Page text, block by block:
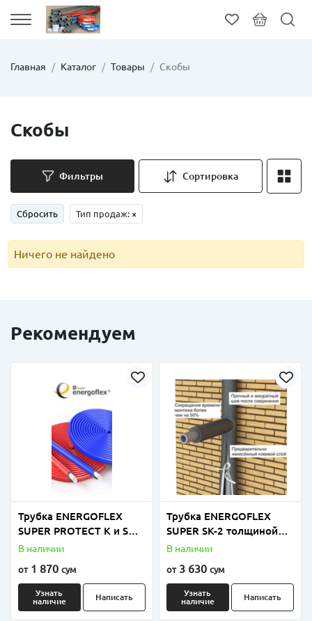
Главная Каталог Товары Скобы
Скобы
Фильтры Сортировка
Сбросить Тип продаж: ×
Ничего не найдено
Рекомендуем
Трубка ENERGOFLEX
SUPER PROTECT K и S
толщиной 4мм, 6мм и
В наличии
от1 870 сум
Узнать
наличие
Написать
Трубка ENERGOFLEX
SUPER SK-2 толщиной
9мм размеры от 18мм
В наличии
от3 630 сум
Узнать
наличие
Написать